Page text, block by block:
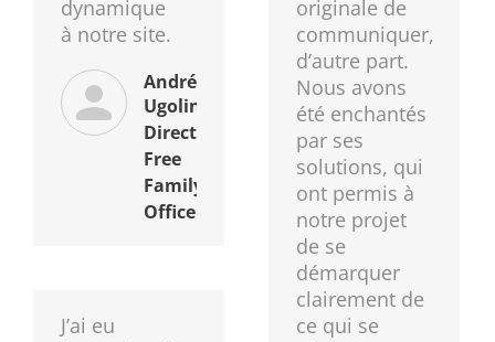
dynamique
à notre site.
André
Ugolini
Directeur
Free
Family
Office
originale de
communiquer,
d’autre part.
Nous avons
été enchantés
par ses
solutions, qui
ont permis à
notre projet
de se
démarquer
clairement de
ce qui se
J’ai eu